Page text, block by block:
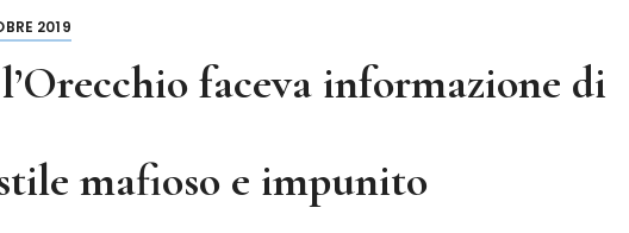
2019
faceva informazione di
mafioso e impunito